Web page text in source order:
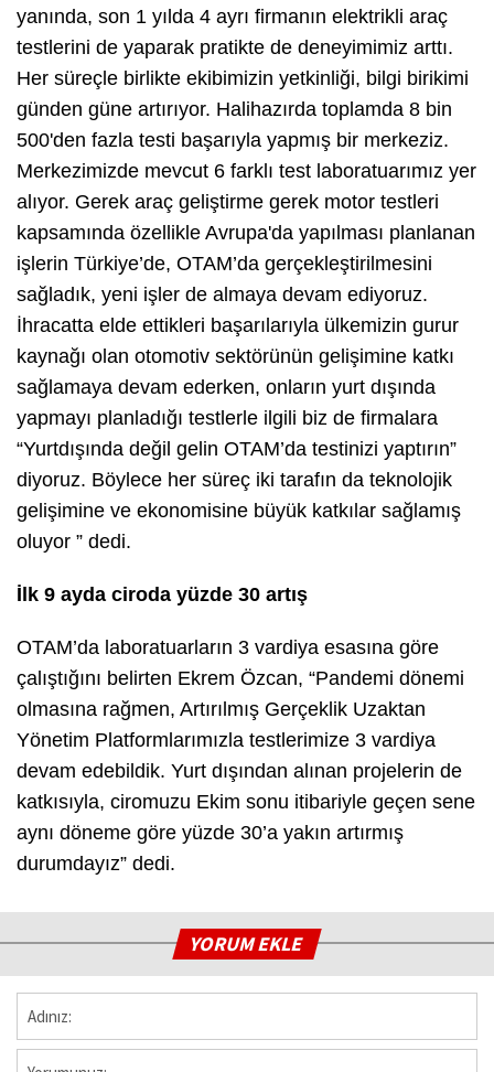
yanında, son 1 yılda 4 ayrı firmanın elektrikli araç
testlerini de yaparak pratikte de deneyimimiz arttı.
Her süreçle birlikte ekibimizin yetkinliği, bilgi birikimi
günden güne artırıyor. Halihazırda toplamda 8 bin
500'den fazla testi başarıyla yapmış bir merkeziz.
Merkezimizde mevcut 6 farklı test laboratuarımız yer
alıyor. Gerek araç geliştirme gerek motor testleri
kapsamında özellikle Avrupa'da yapılması planlanan
işlerin Türkiye’de, OTAM’da gerçekleştirilmesini
sağladık, yeni işler de almaya devam ediyoruz.
İhracatta elde ettikleri başarılarıyla ülkemizin gurur
kaynağı olan otomotiv sektörünün gelişimine katkı
sağlamaya devam ederken, onların yurt dışında
yapmayı planladığı testlerle ilgili biz de firmalara
“Yurtdışında değil gelin OTAM’da testinizi yaptırın”
diyoruz. Böylece her süreç iki tarafın da teknolojik
gelişimine ve ekonomisine büyük katkılar sağlamış
oluyor ” dedi.
İlk 9 ayda ciroda yüzde 30 artış
OTAM’da laboratuarların 3 vardiya esasına göre
çalıştığını belirten Ekrem Özcan, “Pandemi dönemi
olmasına rağmen, Artırılmış Gerçeklik Uzaktan
Yönetim Platformlarımızla testlerimize 3 vardiya
devam edebildik. Yurt dışından alınan projelerin de
katkısıyla, ciromuzu Ekim sonu itibariyle geçen sene
aynı döneme göre yüzde 30’a yakın artırmış
durumdayız” dedi.
YORUM EKLE